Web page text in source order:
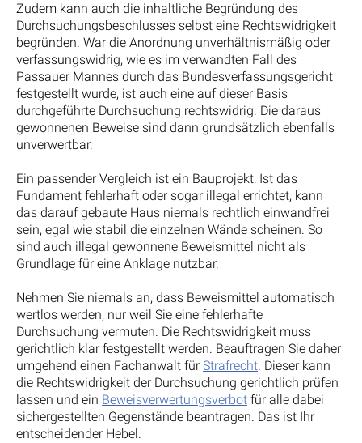
Zudem kann auch die inhaltliche Begründung des
Durchsuchungsbeschlusses selbst eine Rechtswidrigkeit
begründen. War die Anordnung unverhältnismäßig oder
verfassungswidrig, wie es im verwandten Fall des
Passauer Mannes durch das Bundesverfassungsgericht
festgestellt wurde, ist auch eine auf dieser Basis
durchgeführte Durchsuchung rechtswidrig. Die daraus
gewonnenen Beweise sind dann grundsätzlich ebenfalls
unverwertbar.
Ein passender Vergleich ist ein Bauprojekt: Ist das
Fundament fehlerhaft oder sogar illegal errichtet, kann
das darauf gebaute Haus niemals rechtlich einwandfrei
sein, egal wie stabil die einzelnen Wände scheinen. So
sind auch illegal gewonnene Beweismittel nicht als
Grundlage für eine Anklage nutzbar.
Nehmen Sie niemals an, dass Beweismittel automatisch
wertlos werden, nur weil Sie eine fehlerhafte
Durchsuchung vermuten. Die Rechtswidrigkeit muss
gerichtlich klar festgestellt werden. Beauftragen Sie daher
umgehend einen Fachanwalt für Strafrecht. Dieser kann
die Rechtswidrigkeit der Durchsuchung gerichtlich prüfen
lassen und ein Beweisverwertungsverbot für alle dabei
sichergestellten Gegenstände beantragen. Das ist Ihr
entscheidender Hebel.